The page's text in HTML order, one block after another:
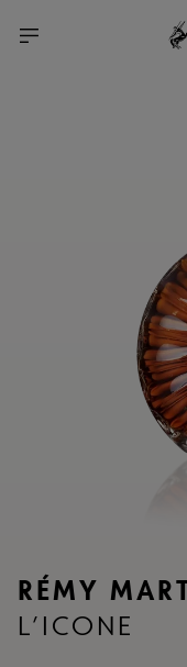
RÉMY
L’ICONE